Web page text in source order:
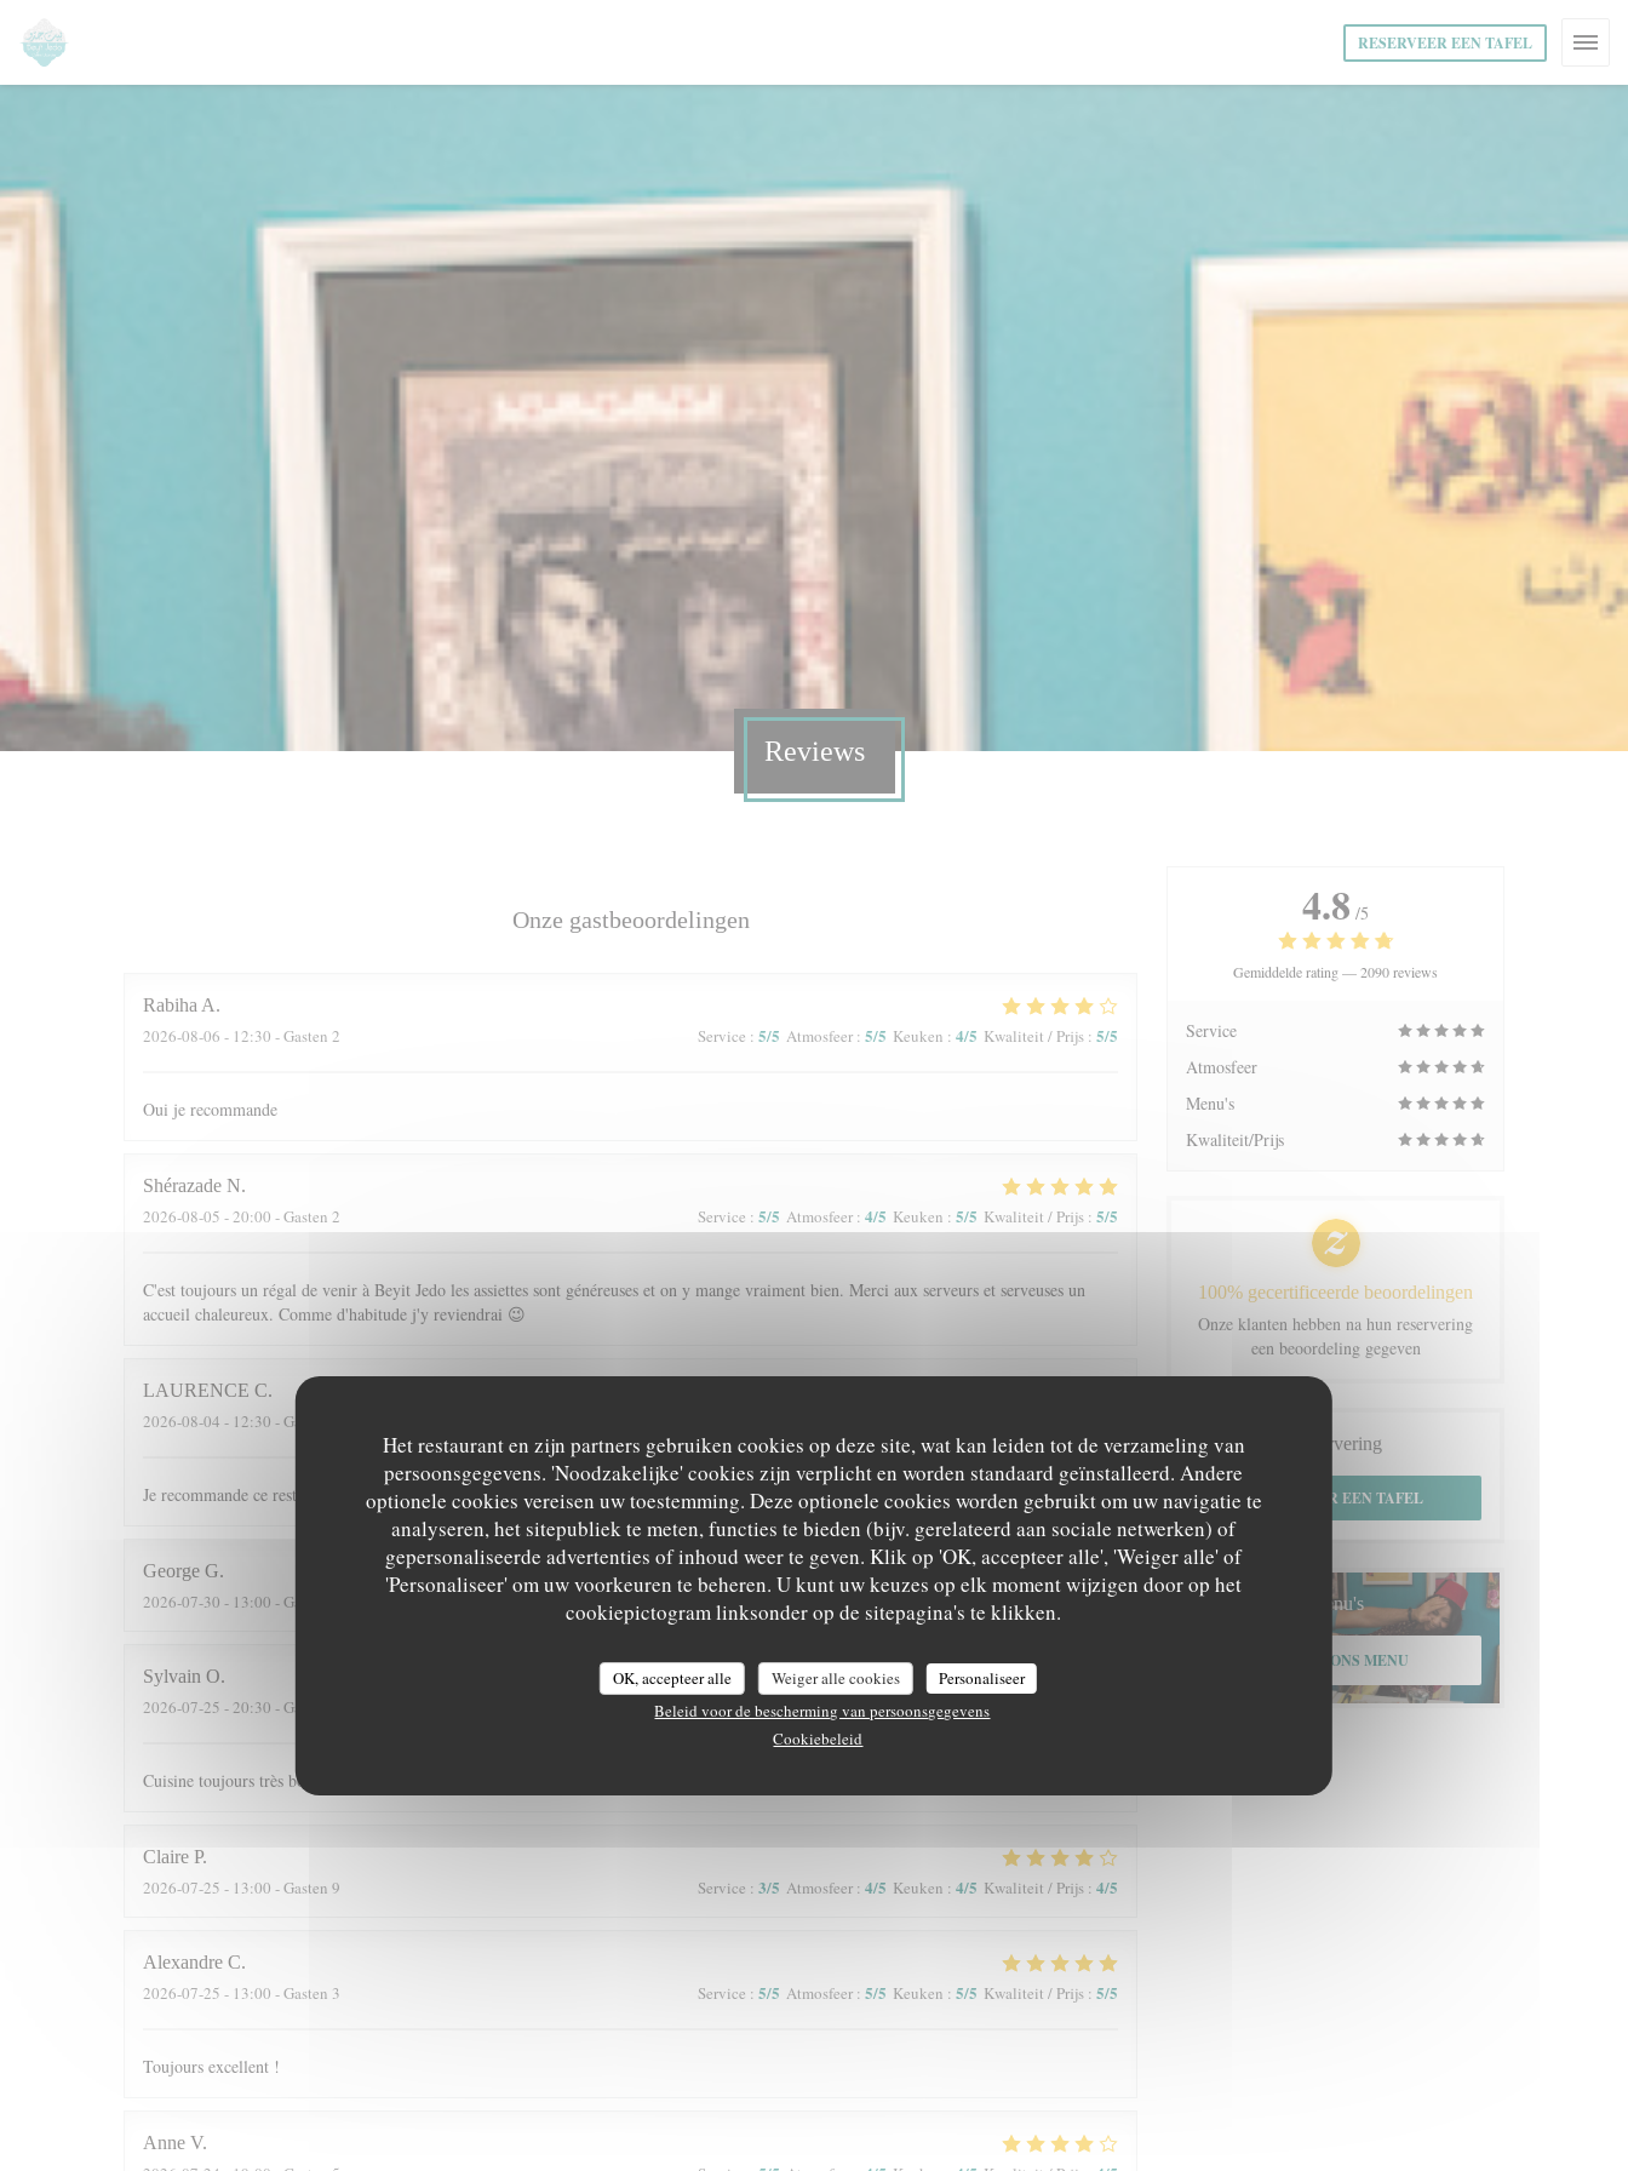
Het restaurant en zijn partners gebruiken cookies op deze site, wat kan leiden tot de verzameling van
persoonsgegevens. 'Noodzakelijke' cookies zijn verplicht en worden standaard geïnstalleerd. Andere
optionele cookies vereisen uw toestemming. Deze optionele cookies worden gebruikt om uw navigatie te
analyseren, het sitepubliek te meten, functies te bieden (bijv. gerelateerd aan sociale netwerken) of
gepersonaliseerde advertenties of inhoud weer te geven. Klik op 'OK, accepteer alle', 'Weiger alle' of
'Personaliseer' om uw voorkeuren te beheren. U kunt uw keuzes op elk moment wijzigen door op het
cookiepictogram linksonder op de sitepagina's te klikken.
OK, accepteer alle Weiger alle cookies
Personaliseer
Beleid voor de bescherming van persoonsgegevens
Cookiebeleid
RESERVEER EEN TAFEL
Reviews
Onze gastbeoordelingen
Rabiha A
2026-08-06 - 12:30 - Gasten 2 Service : 5/5 Atmosfeer : 5/5 Keuken : 4/5 Kwaliteit / Prijs : 5/5
Oui je recommande
Shérazade N
2026-08-05 - 20:00 - Gasten 2 Service : 5/5 Atmosfeer : 4/5 Keuken : 5/5 Kwaliteit / Prijs : 5/5
C'est toujours un régal de venir à Beyit Jedo les assiettes sont généreuses et on y mange vraiment bien. Merci aux serveurs et serveuses un
accueil chaleureux. Comme d'habitude j'y reviendrai 😉
LAURENCE C
2026-08-04 - 12:30 - Gasten 10
Je recommande ce restaurant tant pour les plats que pour l'ambiance chaleureuse et le cadre
George G
2026-07-30 - 13:00 - Gasten 2 Service Atmosfeer /5 Keuken : 5 Kwaliteit / Prijs : /5
Sylvain O
2026-07-25 - 20:30 - Gasten 3 Service: 5/5 Atmosfeer: 5/5 Keuken: 5/5 Kwaliteit / Prijs
Cuisine toujours très bonne dans un cadre agréable
Claire P
2026-07-25 - 13:00 - Gasten 9 Service : 3/5 Atmosfeer : 4/5 Keuken : 4/5 Kwaliteit / Prijs : 4/5
Alexandre C
2026-07-25 - 13:00 - Gasten 3 Service : 5/5 Atmosfeer : 5/5 Keuken : 5/5 Kwaliteit / Prijs : 5/5
Toujours excellent !
Anne V
4.8 /5
Gemiddelde rating —2090 reviews
Service
Atmosfeer
Menu's
Kwaliteit/Prijs
100% gecertificeerde beoordelingen
Onze klanten hebben na hun reservering
een beoordeling gegeven
Reservering
RESERVEER EEN TAFEL
Menu's
ONTDEK ONS MENU